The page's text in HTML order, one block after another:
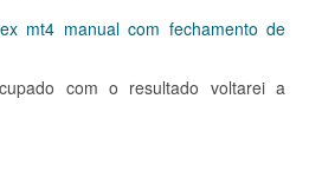
mt4 manual com fechamento de
com o resultado voltarei a